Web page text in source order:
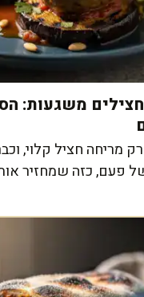
משגעות:
מריחה חציל קלוי,
פעם, כזה שמחזיר